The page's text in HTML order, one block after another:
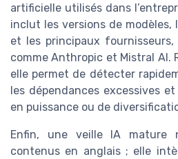
artificielle utilisés dans
inclut les versions de modèles,
et les principaux
comme Anthropic et Mistral AI.
elle permet de détecter
les dépendances excessives
en puissance ou de
Enfin, une veille IA mature
contenus en anglais ; elle